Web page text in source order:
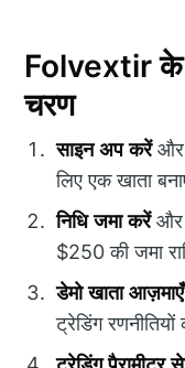
Folvextir
चरण
साइन अप करेंऔर
लिए एक खाता
निधि जमा करेंऔर
$250 की जमा
डेमो खाता आज़माएँ
ट्रेडिंग